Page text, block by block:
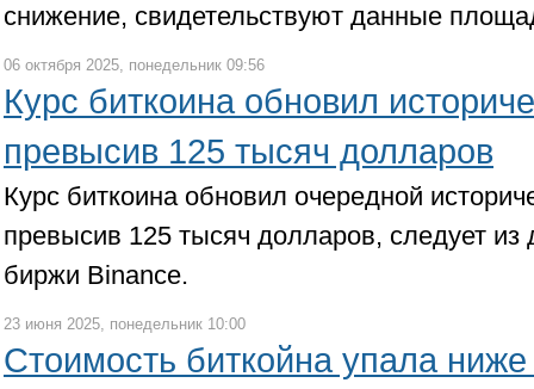
снижение, свидетельствуют данные
06 октября 2025, понедельник 09:56
Курс биткоина обновил
превысив 125 тысяч долларов
Курс биткоина обновил очередной
превысив 125 тысяч долларов, следует
биржи Binance.
23 июня 2025, понедельник 10:00
Стоимость биткойна упала